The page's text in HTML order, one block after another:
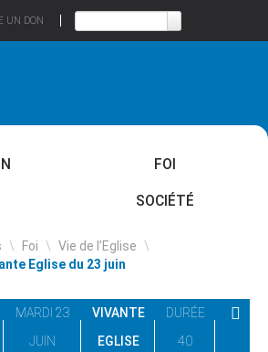
UN DON
FOI
SOCIÉTÉ
\ Foi \ Vie de l’Eglise \
Eglise du 23 juin
MARDI 23
JUIN
VIVANTE
EGLISE
DURÉE
40